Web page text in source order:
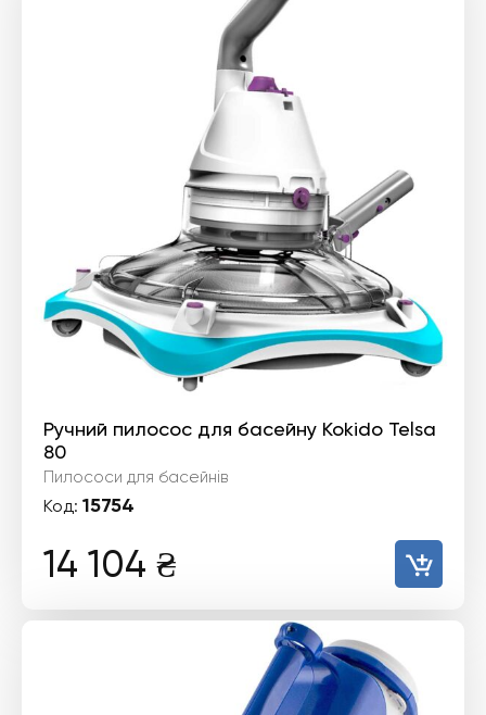
Ручний пилосос для басейну Kokido Telsa
80
Пилососи для басейнів
Код: 15754
14 104 ₴